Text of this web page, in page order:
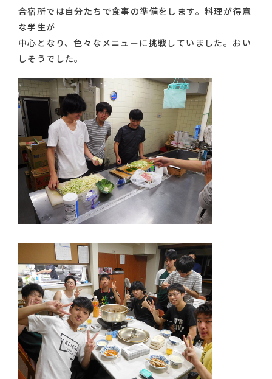
合宿所では自分たちで食事の準備をします。料理が得意
な学生が
中心となり、色々なメニューに挑戦していました。おい
しそうでした。